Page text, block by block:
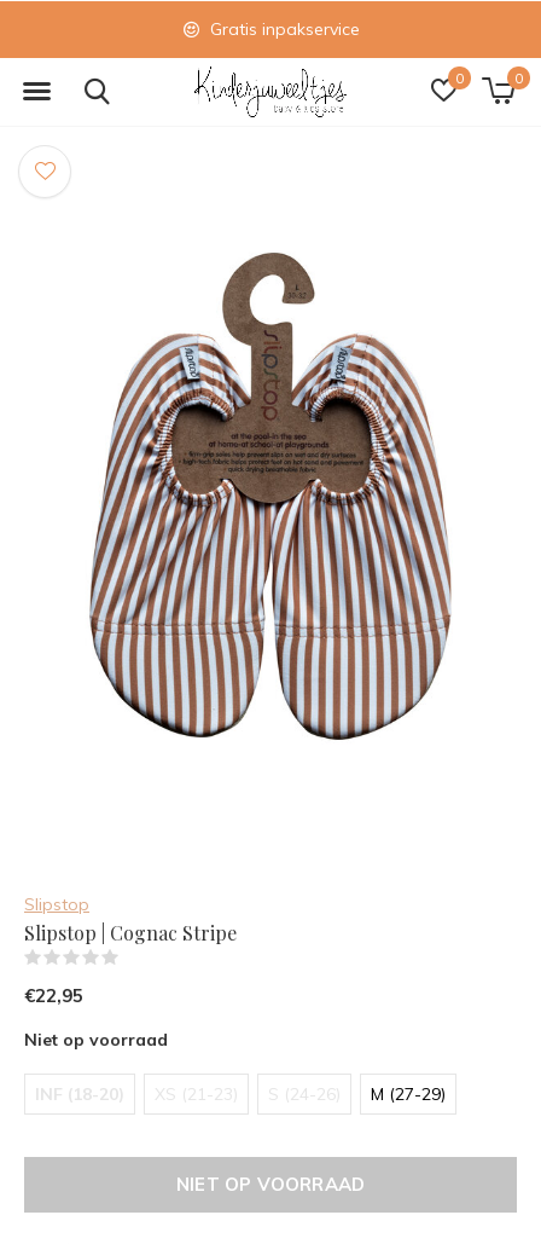
0 0
Gratis inpakservice
Slipstop
Slipstop | Cognac Stripe
€22,95
Niet op voorraad
INF (18-20) XS (21-23) S (24-26) M (27-29)
NIET OP VOORRAAD